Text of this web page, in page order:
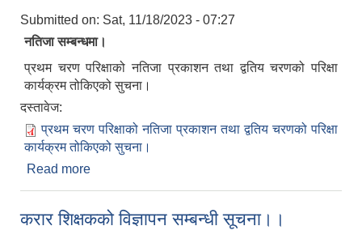
Submitted on: Sat, 11/18/2023 - 07:27
नतिजा सम्बन्धमा।
प्रथम चरण परिक्षाको नतिजा प्रकाशन तथा द्वतिय चरणको परिक्षा
कार्यक्रम तोकिएको सुचना।
दस्तावेज:
प्रथम चरण परिक्षाको नतिजा प्रकाशन तथा द्वतिय चरणको परिक्षा
कार्यक्रम तोकिएको सुचना।
Read more
करार शिक्षकको विज्ञापन सम्बन्धी सूचना।।